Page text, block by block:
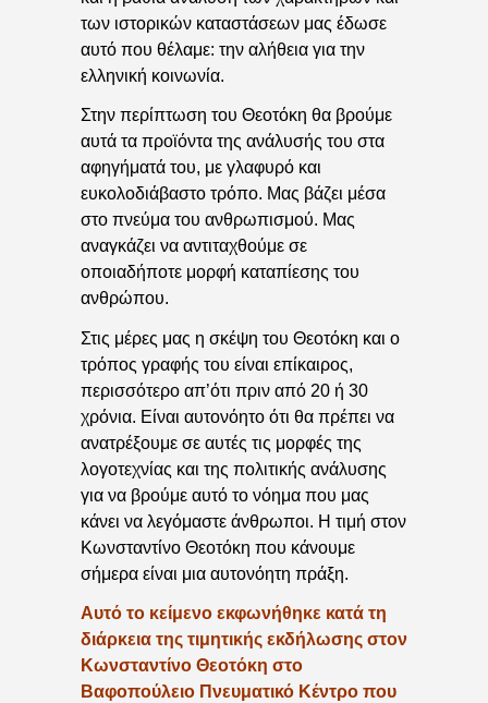
των ιστορικών καταστάσεων μας έδωσε
αυτό που θέλαμε: την αλήθεια για την
ελληνική κοινωνία.
Στην περίπτωση του Θεοτόκη θα βρούμε
αυτά τα προϊόντα της ανάλυσής του στα
αφηγήματά του, με γλαφυρό και
ευκολοδιάβαστο τρόπο. Μας βάζει μέσα
στο πνεύμα του ανθρωπισμού. Μας
αναγκάζει να αντιταχθούμε σε
οποιαδήποτε μορφή καταπίεσης του
ανθρώπου.
Στις μέρες μας η σκέψη του Θεοτόκη και ο
τρόπος γραφής του είναι επίκαιρος,
περισσότερο απ’ότι πριν από 20 ή 30
χρόνια. Είναι αυτονόητο ότι θα πρέπει να
ανατρέξουμε σε αυτές τις μορφές της
λογοτεχνίας και της πολιτικής ανάλυσης
για να βρούμε αυτό το νόημα που μας
κάνει να λεγόμαστε άνθρωποι. Η τιμή στον
Κωνσταντίνο Θεοτόκη που κάνουμε
σήμερα είναι μια αυτονόητη πράξη.
Αυτό το κείμενο εκφωνήθηκε κατά τη
διάρκεια της τιμητικής εκδήλωσης στον
Κωνσταντίνο Θεοτόκη στο
Βαφοπούλειο Πνευματικό Κέντρο που